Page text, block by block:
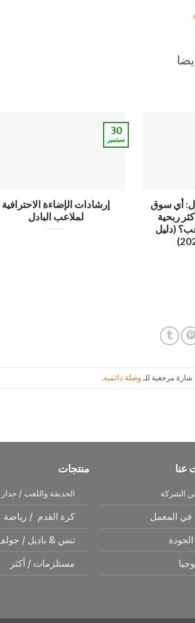
أي سوق
ربحية
(دليل
إرشادات الإضاءة الاحترافية
لملاعب البادل
30
سبتمبر
مرجعية للـوصلة دائميه.
عنا
الشركة
في المعمل
الجودة
منتجات
الحديقة واللعب /
كرة القدم / رياضة
تنس & باديل/
مستلزمات/أكثر